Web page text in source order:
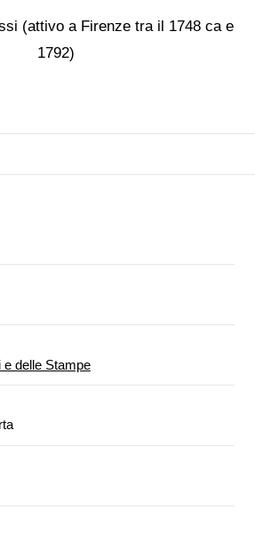
(attivo a Firenze tra il 1748 ca e
1792)
e delle Stampe